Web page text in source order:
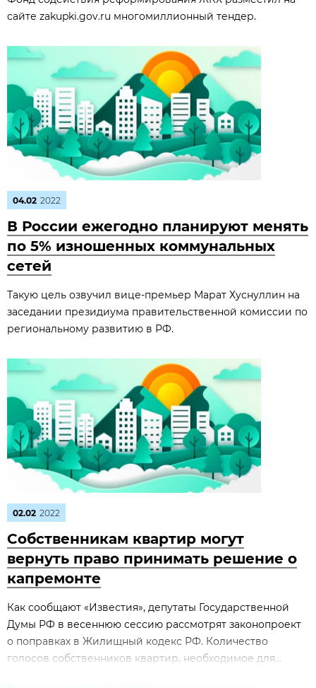
сайте zakupki.gov.ru многомиллионный тендер.
04.02 2022
В России ежегодно планируют менять
по 5% изношенных коммунальных
сетей
Такую цель озвучил вице-премьер Марат Хуснуллин на
заседании президиума правительственной комиссии по
региональному развитию в РФ.
02.02 2022
Собственникам квартир могут
вернуть право принимать решение о
капремонте
Как сообщают «Известия», депутаты Государственной
Думы РФ в весеннюю сессию рассмотрят законопроект
о поправках в Жилищный кодекс РФ. Количество
голосов собственников квартир, необходимое для...